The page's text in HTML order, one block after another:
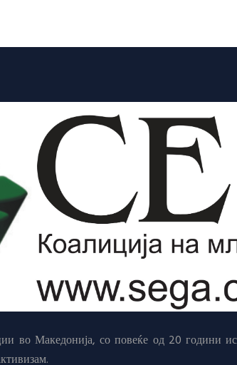
во Македонија, со повеќе од 20 години